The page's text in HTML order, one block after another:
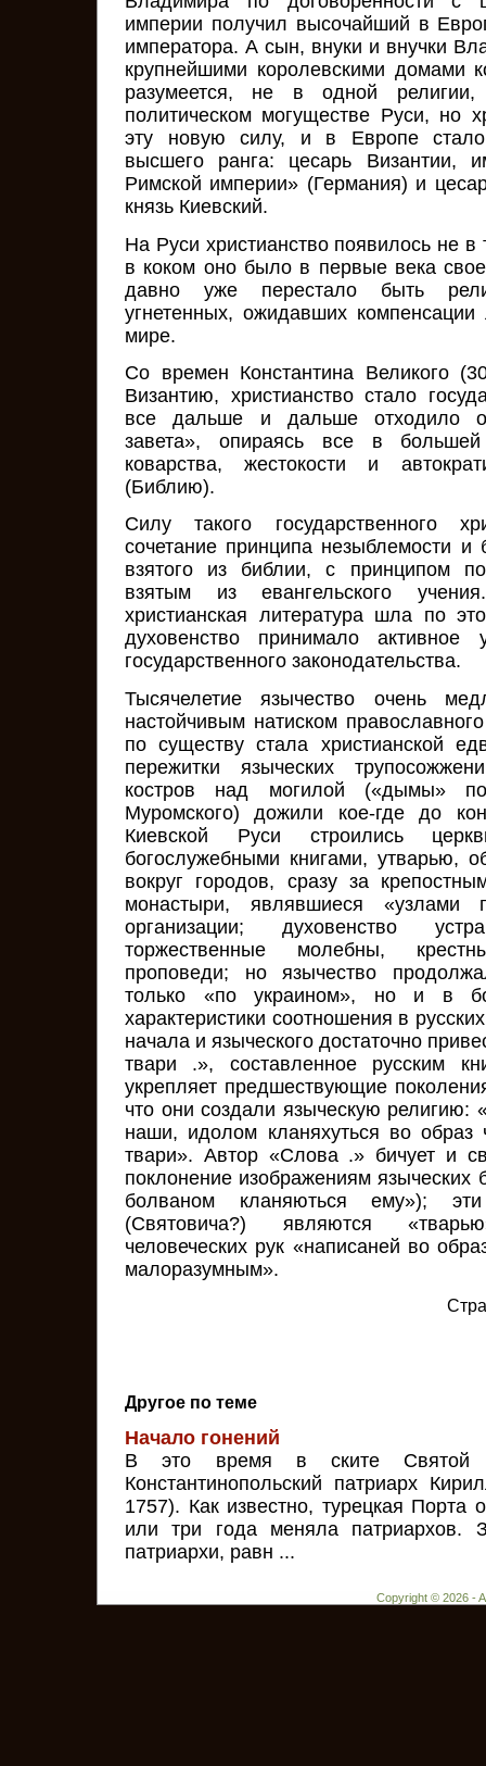
империи получил высочайший в
императора. А сын, внуки и внучки
крупнейшими королевскими домами
разумеется, не в одной
политическом могуществе Руси, но
эту новую силу, и в Европе
высшего ранга: цесарь Византии,
Римской империи» (Германия) и
князь Киевский.
На Руси христианство появилось не
в коком оно было в первые века
давно уже перестало быть
угнетенных, ожидавших
мире.
Со времен Константина Великого
Византию, христианство стало
все дальше и дальше отходило
завета», опираясь все в
коварства, жестокости и
(Библию).
Силу такого государственного
сочетание принципа незыблемости и
взятого из библии, с принципом
взятым из евангельского
христианская литература шла по
духовенство принимало активное
государственного законодательства.
Тысячелетие язычество очень
настойчивым натиском
по существу стала христианской
пережитки языческих
костров над могилой («дымы»
Муромского) дожили кое-где до
Киевской Руси строились
богослужебными книгами, утварью,
вокруг городов, сразу за
монастыри, являвшиеся «узлами
организации; духовенство
торжественные молебны,
проповеди; но язычество
только «по украином», но и в
характеристики соотношения в
начала и языческого достаточно
твари .», составленное русским
укрепляет предшествующие
что они создали языческую религию:
наши, идолом кланяхуться во образ
твари». Автор «Слова .» бичует и
поклонение изображениям языческих
болваном кланяються ему»);
(Святовича?) являются
человеческих рук «написаней во
малоразумным».
Другое по теме
Начало гонений
В это время в ските
Константинопольский патриарх
1757). Как известно, турецкая Порта
или три года меняла патриархов.
патриархи, равн ...
Copyright © 2026 -